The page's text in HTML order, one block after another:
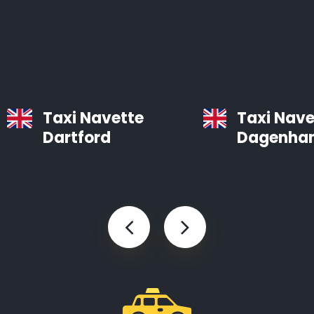
Taxis d’aéroport à Angleterre
Le temps est précieux. Vous pouvez gagner des
heures en utilisant Airporttaxis.com plutôt que les
Nous proposons différents types de voitures bien
entretenues qui sont prévues pour les transports
Taxi Navette
Dartford
Taxi